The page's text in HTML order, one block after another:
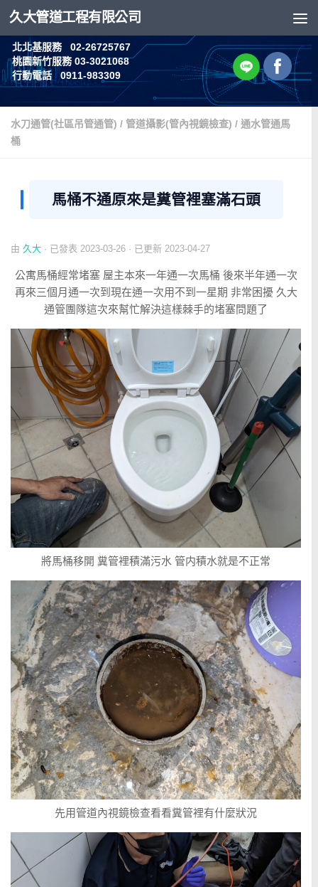
Skip to content
久大管道工程有限公司
北北基服務 02-26725767
桃園新竹服務 03-3021068
行動電話 0911-983309
水刀通管(社區吊管通管) / 管道攝影(管內視鏡檢查) / 通水管通馬
桶
馬桶不通原來是糞管裡塞滿石頭
由 久大 · 已發表 2023-03-26 · 已更新 2023-04-27
公寓馬桶經常堵塞 屋主本來一年通一次馬桶 後來半年通一次
再來三個月通一次到現在通一次用不到一星期 非常困擾 久大
通管團隊這次來幫忙解決這樣棘手的堵塞問題了
將馬桶移開 糞管裡積滿污水 管内積水就是不正常
先用管道內視鏡檢查看看糞管裡有什麼狀況